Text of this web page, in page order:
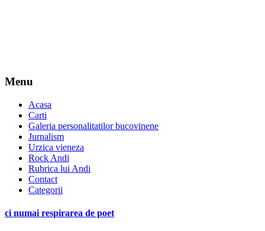
Menu
Acasa
Carti
Galeria personalitatilor bucovinene
Jurnalism
Urzica vieneza
Rock Andi
Rubrica lui Andi
Contact
Categorii
ci numai respirarea de poet